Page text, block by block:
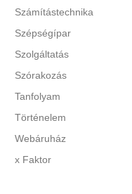
Számítástechnika
Szépségípar
Szolgáltatás
Szórakozás
Tanfolyam
Történelem
Webáruház
x Faktor